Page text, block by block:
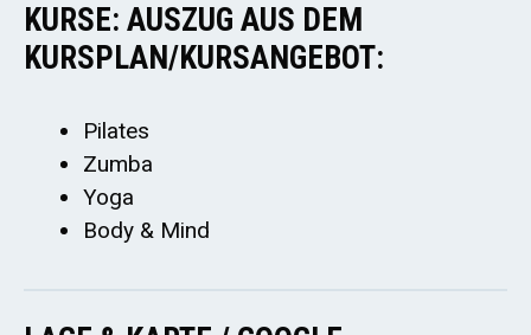
KURSE: AUSZUG AUS DEM
KURSPLAN/KURSANGEBOT:
Pilates
Zumba
Yoga
Body & Mind